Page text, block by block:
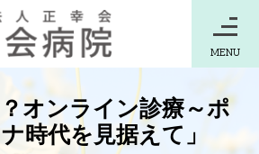
MENU
？オンライン診療～ポ
時代を見据えて」